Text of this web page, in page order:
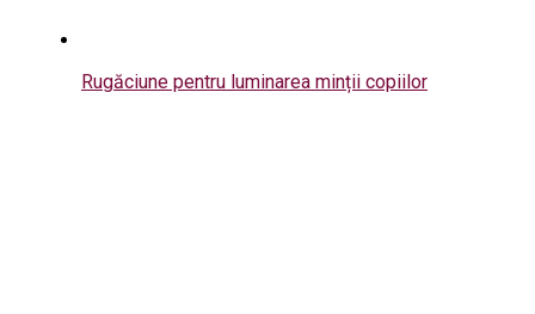
Rugăciune pentru luminarea minții copiilor